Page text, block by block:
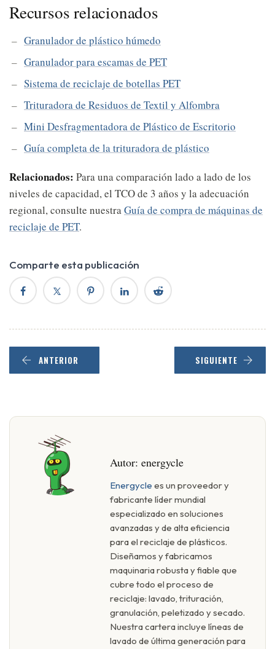
Recursos relacionados
Granulador de plástico húmedo
Granulador para escamas de PET
Sistema de reciclaje de botellas PET
Trituradora de Residuos de Textil y Alfombra
Mini Desfragmentadora de Plástico de Escritorio
Guía completa de la trituradora de plástico
Relacionados: Para una comparación lado a lado de los
niveles de capacidad, el TCO de 3 años y la adecuación
regional, consulte nuestra Guía de compra de máquinas de
reciclaje de PET.
Comparte esta publicación
ANTERIOR SIGUIENTE
Autor: energycle
Energycle es un proveedor y
fabricante líder mundial
especializado en soluciones
avanzadas y de alta eficiencia
para el reciclaje de plásticos.
Diseñamos y fabricamos
maquinaria robusta y fiable que
cubre todo el proceso de
reciclaje: lavado, trituración,
granulación, peletizado y secado.
Nuestra cartera incluye líneas de
lavado de última generación para